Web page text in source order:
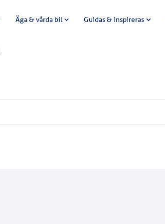
Äga & vårda bil Guidas & inspireras